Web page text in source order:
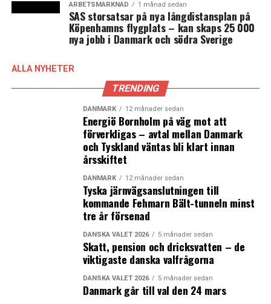
ARBETSMARKNAD 1 månad sedan
SAS storsatsar på nya långdistansplan på
Köpenhamns flygplats – kan skaps 25 000
nya jobb i Danmark och södra Sverige
ALLA NYHETER
TRENDING
DANMARK 12 månader sedan
Energiö Bornholm på väg mot att
förverkligas – avtal mellan Danmark
och Tyskland väntas bli klart innan
årsskiftet
DANMARK 12 månader sedan
Tyska järnvägsanslutningen till
kommande Fehmarn Bält-tunneln minst
tre år försenad
DANSKA VALET 2026 5 månader sedan
Skatt, pension och dricksvatten – de
viktigaste danska valfrågorna
DANSKA VALET 2026 5 månader sedan
Danmark går till val den 24 mars